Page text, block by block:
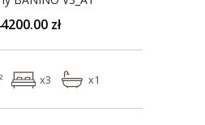
zł
x3 x1